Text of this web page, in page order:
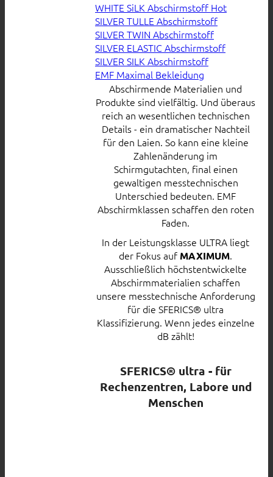
WHITE SiLK Abschirmstoff
SILVER TULLE Abschirmstoff
SILVER TWIN Abschirmstoff
SILVER ELASTIC Abschirmstoff
SILVER SILK Abschirmstoff
EMF Maximal Bekleidung
Abschirmende Materialien und
Produkte sind vielfältig. Und überaus
reich an wesentlichen technischen
Details - ein dramatischer Nachteil
für den Laien. So kann eine kleine
Zahlenänderung im
Schirmgutachten, final einen
gewaltigen messtechnischen
Unterschied bedeuten. EMF
Abschirmklassen schaffen den roten
Faden.
In der Leistungsklasse ULTRA liegt
der Fokus auf MAXIMUM.
Ausschließlich höchstentwickelte
Abschirmmaterialien schaffen
unsere messtechnische Anforderung
für die SFERICS® ultra
Klassifizierung. Wenn jedes einzelne
dB zählt!
SFERICS® ultra - für
Rechenzentren, Labore und
Menschen